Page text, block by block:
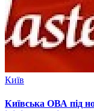
Київ
Київська ОВА під